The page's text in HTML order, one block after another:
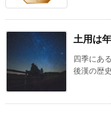
土用は
四季にあ
後漢の歴